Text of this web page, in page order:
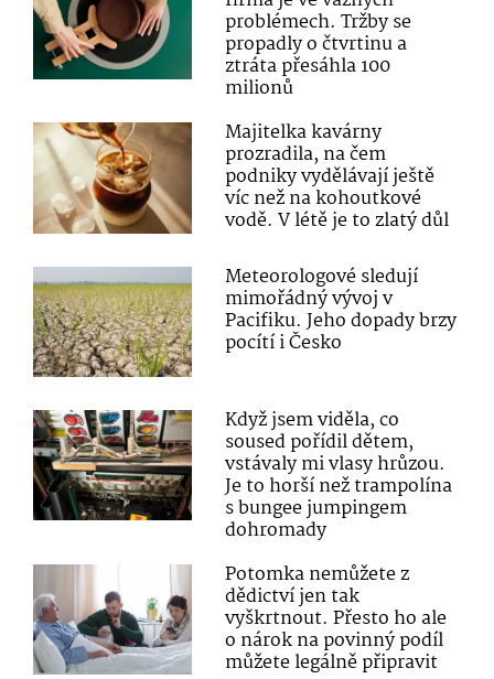
problémech. Tržby se
propadly o čtvrtinu a
ztráta přesáhla 100
milionů
Majitelka kavárny
prozradila, na čem
podniky vydělávají ještě
víc než na kohoutkové
vodě. V létě je to zlatý důl
Meteorologové sledují
mimořádný vývoj v
Pacifiku. Jeho dopady brzy
pocítí i Česko
Když jsem viděla, co
soused pořídil dětem,
vstávaly mi vlasy hrůzou.
Je to horší než trampolína
s bungee jumpingem
dohromady
Potomka nemůžete z
dědictví jen tak
vyškrtnout. Přesto ho ale
o nárok na povinný podíl
můžete legálně připravit